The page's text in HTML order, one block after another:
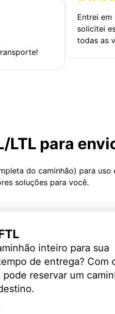
Entrei
solicitei
todas as
LTL para
do caminhão) para
soluções para você.
inteiro para sua
de entrega? Com
reservar um